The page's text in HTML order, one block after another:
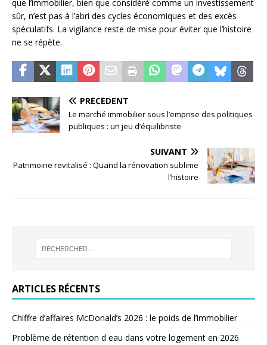
que l’immobilier, bien que considéré comme un investissement
sûr, n’est pas à l’abri des cycles économiques et des excès
spéculatifs. La vigilance reste de mise pour éviter que l’histoire
ne se répète.
PRÉCÉDENT
Le marché immobilier sous l’emprise des politiques
publiques : un jeu d’équilibriste
SUIVANT
Patrimoine revitalisé : Quand la rénovation sublime
l’histoire
ARTICLES RÉCENTS
Chiffre d’affaires McDonald’s 2026 : le poids de l’immobilier
Problème de rétention d eau dans votre logement en 2026